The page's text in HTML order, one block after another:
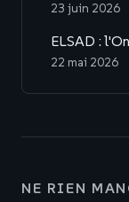
23 juin 2026
ELSAD :
22 mai 2026
NE RIEN